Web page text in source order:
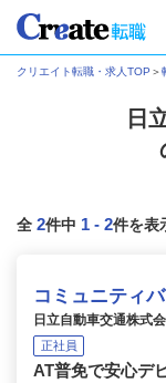
クリエイト転職・求人TOP ＞
日
全 2件中 1 - 2件を表
コミュニティ
日立自動車交通株式
正社員
AT普免で安心デ